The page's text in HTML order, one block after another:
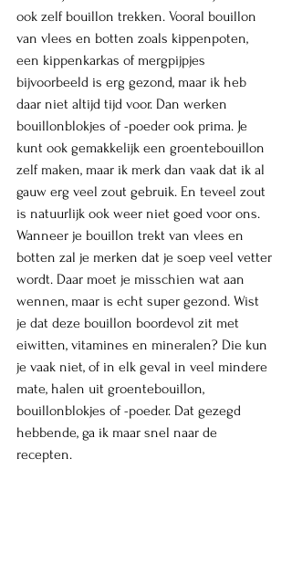
ook zelf bouillon trekken. Vooral bouillon
van vlees en botten zoals kippenpoten,
een kippenkarkas of mergpijpjes
bijvoorbeeld is erg gezond, maar ik heb
daar niet altijd tijd voor. Dan werken
bouillonblokjes of -poeder ook prima. Je
kunt ook gemakkelijk een groentebouillon
zelf maken, maar ik merk dan vaak dat ik al
gauw erg veel zout gebruik. En teveel zout
is natuurlijk ook weer niet goed voor ons.
Wanneer je bouillon trekt van vlees en
botten zal je merken dat je soep veel vetter
wordt. Daar moet je misschien wat aan
wennen, maar is echt super gezond. Wist
je dat deze bouillon boordevol zit met
eiwitten, vitamines en mineralen? Die kun
je vaak niet, of in elk geval in veel mindere
mate, halen uit groentebouillon,
bouillonblokjes of -poeder. Dat gezegd
hebbende, ga ik maar snel naar de
recepten.